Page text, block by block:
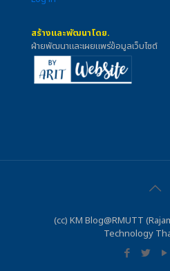
สร้างและพัฒนาโดย.
ฝ่ายพัฒนาและเผยแพร่ข้อมูลเว็บไซต์
(cc) KM Blog@RMUTT
Technology